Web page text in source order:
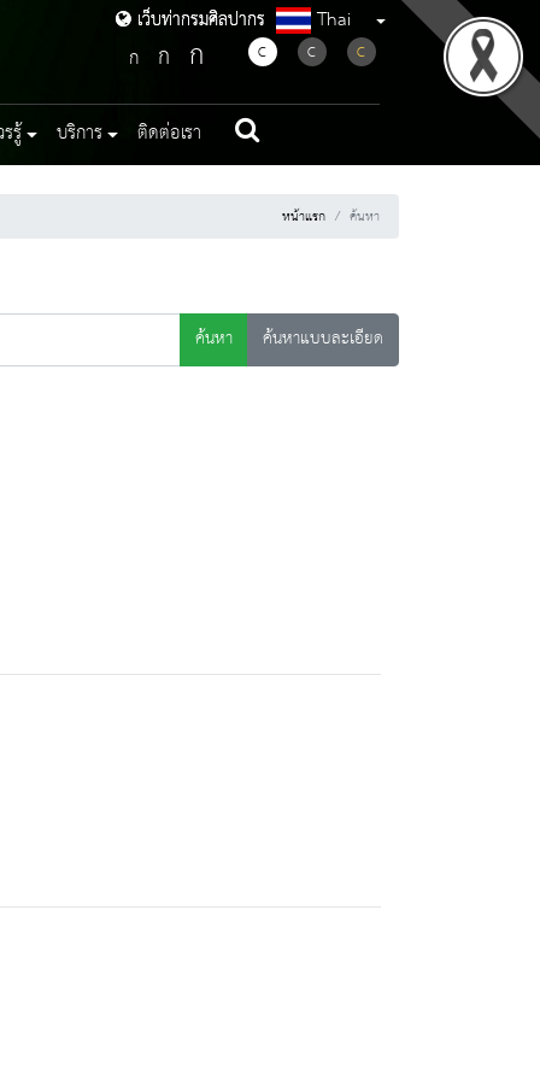
เว็บท่ากรมศิลปากร
เว็บท่ากรมศิลปากร Thai
ก ก ก C C C
รู้ บริการ ติดต่อเรา
หน้าแรก ค้นหา
ค้นหา ค้นหาแบบละเอียด